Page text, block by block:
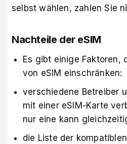
selbst wählen, zahlen Sie
Nachteile der eSIM
Es gibt einige Faktoren,
von eSIM einschränken:
verschiedene Betreiber
mit einer eSIM-Karte
nur eine kann
die Liste der